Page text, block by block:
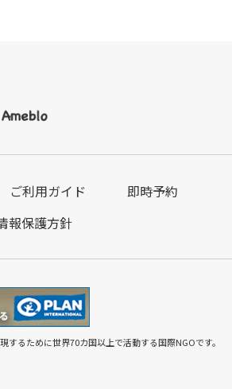
ご利用ガイド
即時予約
報保護方針
るために世界70カ国以上で活動する国際NGOです。